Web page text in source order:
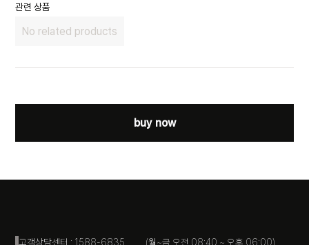
관련 상품
No related products
buy now
고객상담센터 : 1588-6835 (월~금 오전 08:40 ~ 오후 06:00)